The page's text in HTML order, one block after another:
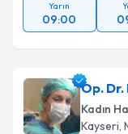
Yarın
09:00
Op.
Kadın
Kayseri,